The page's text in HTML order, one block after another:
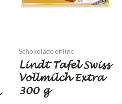
Schokolade online
Lindt Tafel Swiss
Vollmilch Extra
300 g